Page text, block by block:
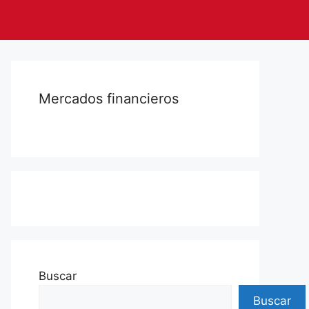
Mercados financieros
Buscar
Buscar